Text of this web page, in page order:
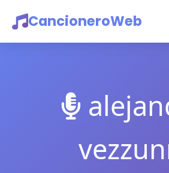
CancioneroWeb